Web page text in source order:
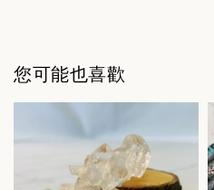
您可能也喜歡